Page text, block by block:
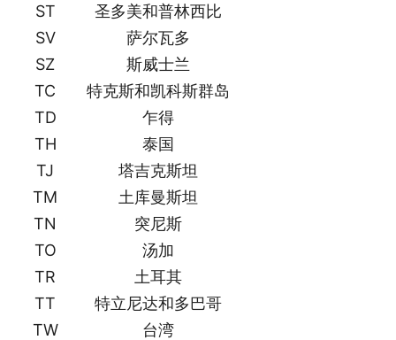
ST
圣多美和普林西比
SV
萨尔瓦多
SZ
斯威士兰
TC
特克斯和凯科斯群岛
TD
乍得
TH
泰国
TJ
塔吉克斯坦
TM
土库曼斯坦
TN
突尼斯
TO
汤加
TR
土耳其
TT
特立尼达和多巴哥
TW
台湾